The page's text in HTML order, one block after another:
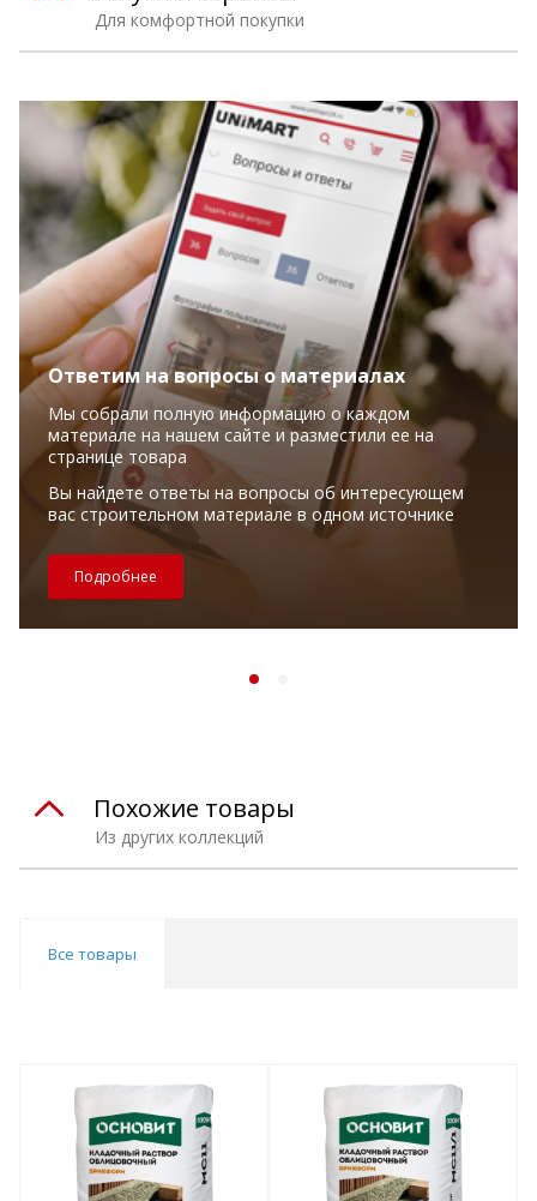
Для комфортной покупки
Ответим на вопросы о материалах
Мы собрали полную информацию о каждом
материале на нашем сайте и разместили ее на
странице товара
Вы найдете ответы на вопросы об интересующем
вас строительном материале в одном источнике
Подробнее
Из других коллекций
Похожие товары
Все товары